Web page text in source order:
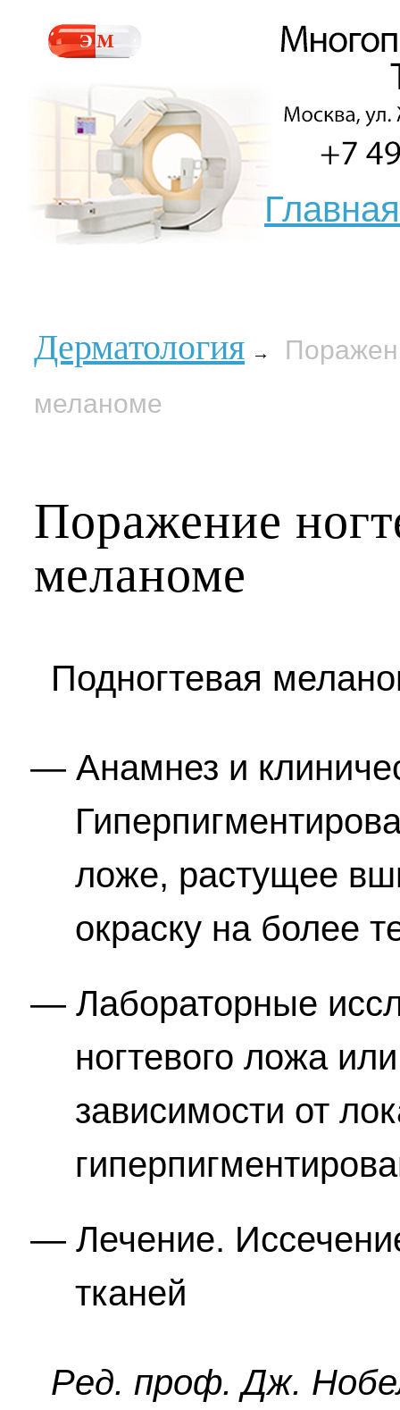
Главная
Дерматология →
меланоме
Поражение
меланоме
Подногтевая
Анамнез и
ложе, растущее
окраску на более
Лабораторные
ногтевого ложа
зависимости от
Лечение.
тканей
Ред. проф. Дж.